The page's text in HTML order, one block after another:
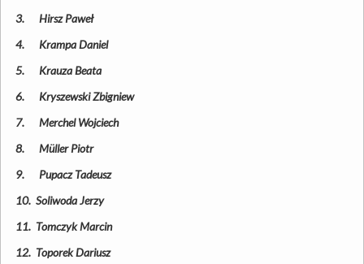
3. Hirsz Paweł
4. Krampa Daniel
5. Krauza Beata
6. Kryszewski Zbigniew
7. Merchel Wojciech
8. Müller Piotr
9. Pupacz Tadeusz
10. Soliwoda Jerzy
11. Tomczyk Marcin
12. Toporek Dariusz